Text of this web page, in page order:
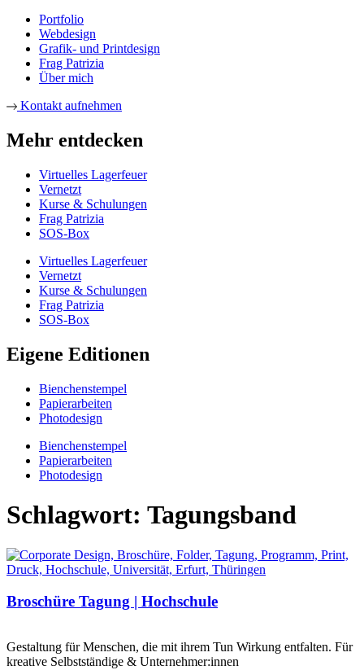
Portfolio
Webdesign
Grafik- und Printdesign
Frag Patrizia
Über mich
Kontakt aufnehmen
Mehr entdecken
Virtuelles Lagerfeuer
Vernetzt
Kurse & Schulungen
Frag Patrizia
SOS-Box
Virtuelles Lagerfeuer
Vernetzt
Kurse & Schulungen
Frag Patrizia
SOS-Box
Eigene Editionen
Bienchenstempel
Papierarbeiten
Photodesign
Bienchenstempel
Papierarbeiten
Photodesign
Schlagwort: Tagungsband
Broschüre Tagung | Hochschule
Gestaltung für Menschen, die mit ihrem Tun Wirkung entfalten. Für
kreative Selbstständige & Unternehmer:innen